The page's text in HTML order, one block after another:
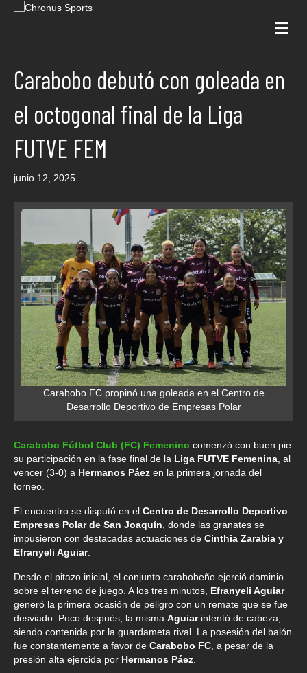
Carabobo debutó con goleada en
el octogonal final de la Liga
FUTVE FEM
junio 12, 2025
Carabobo FC propinó una goleada en el Centro de
Desarrollo Deportivo de Empresas Polar
Carabobo Fútbol Club (FC) Femenino comenzó con buen pie
su participación en la fase final de la Liga FUTVE Femenina , al
vencer (3-0) a Hermanos Páez en la primera jornada del
torneo.
El encuentro se disputó en el Centro de Desarrollo Deportivo
Empresas Polar de San Joaquín , donde las granates se
impusieron con destacadas actuaciones de Cinthia Zarabia y
Efranyeli Aguiar.
Desde el pitazo inicial, el conjunto carabobeño ejerció dominio
sobre el terreno de juego. A los tres minutos, Efranyeli Aguiar
generó la primera ocasión de peligro con un remate que se fue
desviado. Poco después, la misma Aguiar intentó de cabeza,
siendo contenida por la guardameta rival. La posesión del balón
fue constantemente a favor de Carabobo FC , a pesar de la
presión alta ejercida por Hermanos Páez